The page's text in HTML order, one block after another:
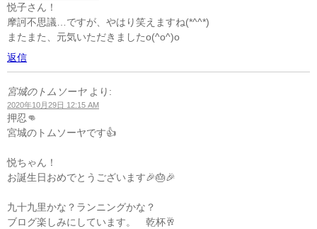
悦子さん！
摩訶不思議…ですが、やはり笑えますね(*^^*)
またまた、元気いただきましたo(^o^)o
返信
宮城のトムソーヤ より:
2020年10月29日 12:15 AM
押忍👊
宮城のトムソーヤです👍
悦ちゃん！
お誕生日おめでとうございます🎉🎂🎉
九十九里かな？ランニングかな？
ブログ楽しみにしています。 乾杯🥂